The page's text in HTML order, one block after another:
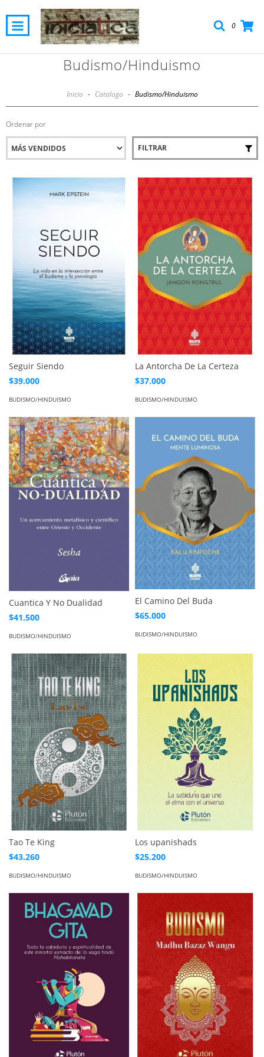
0
Budismo/Hinduismo
Inicio - Catalogo - Budismo/Hinduismo
Ordenar por
FILTRAR
Seguir Siendo
$39.000
BUDISMO/HINDUISMO
La Antorcha De La Certeza
$37.000
BUDISMO/HINDUISMO
Cuantica Y No Dualidad
$41.500
BUDISMO/HINDUISMO
El Camino Del Buda
$65.000
BUDISMO/HINDUISMO
Tao Te King
$43.260
BUDISMO/HINDUISMO
Los upanishads
$25.200
BUDISMO/HINDUISMO